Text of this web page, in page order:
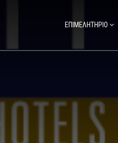
ΕΠΙΜΕΛΗΤΗΡΙΟ